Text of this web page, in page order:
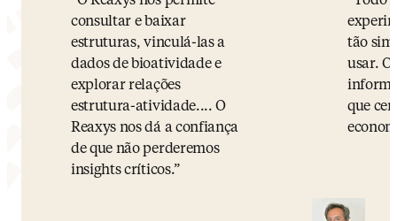
consultar e baixar
estruturas, vinculá-las a
dados de bioatividade e
explorar relações
estrutura-atividade.... O
Reaxys nos dá a confiança
de que não perderemos
insights críticos.
tão
usar. O
que